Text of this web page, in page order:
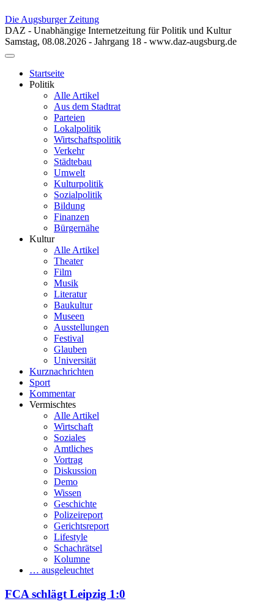
Die Augsburger Zeitung
DAZ - Unabhängige Internetzeitung für Politik und Kultur
Samstag, 08.08.2026 - Jahrgang 18 - www.daz-augsburg.de
Toggle
navigationStartseite
Politik
Alle Artikel
Aus dem Stadtrat
Parteien
Lokalpolitik
Wirtschaftspolitik
Verkehr
Städtebau
Umwelt
Kulturpolitik
Sozialpolitik
Bildung
Finanzen
Bürgernähe
Kultur
Alle Artikel
Theater
Film
Musik
Literatur
Baukultur
Museen
Ausstellungen
Festival
Glauben
Universität
Kurznachrichten
Sport
Kommentar
Vermischtes
Alle Artikel
Wirtschaft
Soziales
Amtliches
Vortrag
Diskussion
Demo
Wissen
Geschichte
Polizeireport
Gerichtsreport
Lifestyle
Schachrätsel
Kolumne
… ausgeleuchtet
FCA schlägt Leipzig 1:0